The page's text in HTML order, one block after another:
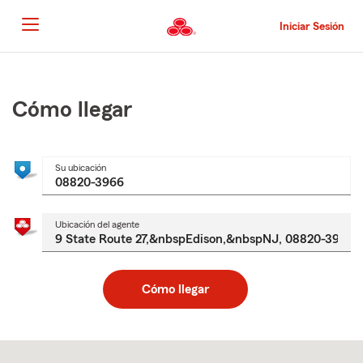
al
contenido
principal
Iniciar Sesión
principal
Cómo llegar
Su ubicación
Ubicación del agente
Cómo llegar
to